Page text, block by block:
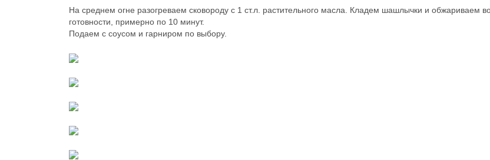
На среднем огне разогреваем сковороду с 1 ст.л. растительного масла. Кладем шашлычки и обжариваем
готовности, примерно по 10 минут.
Подаем с соусом и гарниром по выбору.